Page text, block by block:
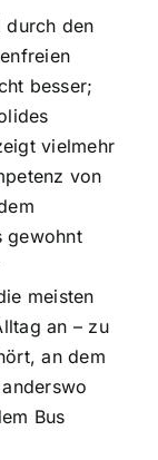
durch den
besser;
vielmehr
von
gewohnt
meisten
an – zu
an dem
Bus